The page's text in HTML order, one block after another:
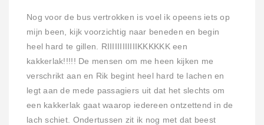
Nog voor de bus vertrokken is voel ik opeens iets op
mijn been, kijk voorzichtig naar beneden en begin
heel hard te gillen. RIIIIIIIIIIIIKKKKKK een
kakkerlak!!!!! De mensen om me heen kijken me
verschrikt aan en Rik begint heel hard te lachen en
legt aan de mede passagiers uit dat het slechts om
een kakkerlak gaat waarop iedereen ontzettend in de
lach schiet. Ondertussen zit ik nog met dat beest